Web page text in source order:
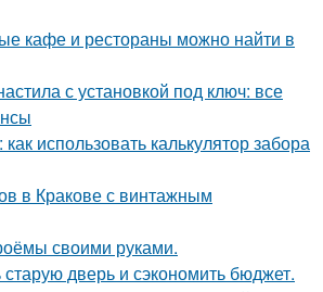
кафе и рестораны можно найти в
с установкой под ключ: все
использовать калькулятор забора
в Кракове с винтажным
своими руками.
старую дверь и сэкономить бюджет.